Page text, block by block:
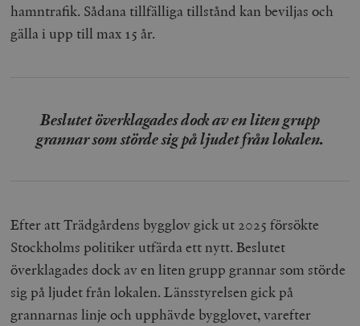
hamntrafik. Sådana tillfälliga tillstånd kan beviljas och
gälla i upp till max 15 år.
Beslutet överklagades dock av en liten grupp
grannar som störde sig på ljudet från lokalen.
Efter att Trädgårdens bygglov gick ut 2025 försökte
Stockholms politiker utfärda ett nytt. Beslutet
överklagades dock av en liten grupp grannar som störde
sig på ljudet från lokalen. Länsstyrelsen gick på
grannarnas linje och upphävde bygglovet, varefter